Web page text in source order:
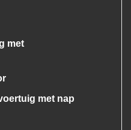
met
met nap